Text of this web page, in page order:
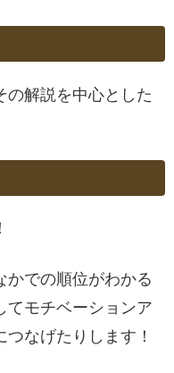
の解説を中心とした
かでの順位がわかる
てモチベーションア
なげたりします！